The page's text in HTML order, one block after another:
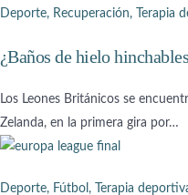
Deporte, Recuperación, Terapia
¿Baños de hielo
Los Leones Británicos se
Zelanda, en la primera gira por…
Deporte, Fútbol , Terapia